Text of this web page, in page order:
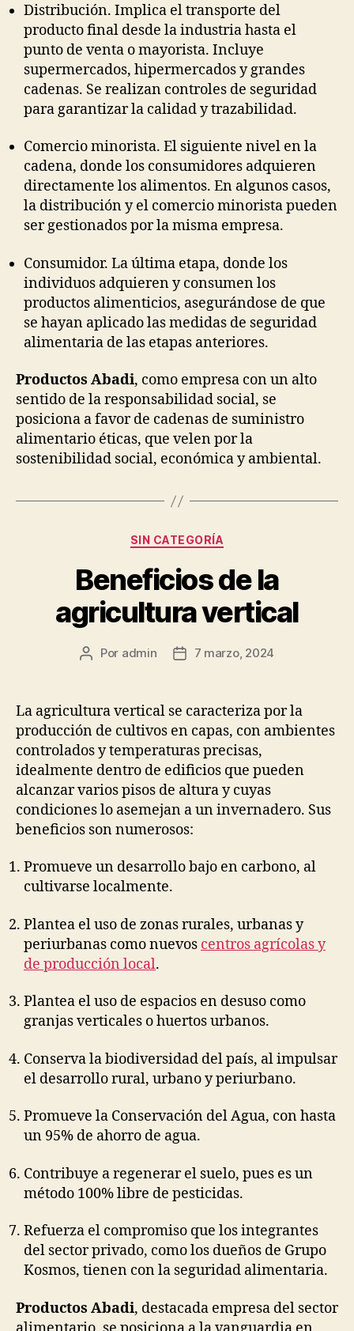
Distribución. Implica el transporte del
producto final desde la industria hasta el
punto de venta o mayorista. Incluye
supermercados, hipermercados y grandes
cadenas. Se realizan controles de seguridad
para garantizar la calidad y trazabilidad.
Comercio minorista. El siguiente nivel en la
cadena, donde los consumidores adquieren
directamente los alimentos. En algunos casos,
la distribución y el comercio minorista pueden
ser gestionados por la misma empresa.
Consumidor. La última etapa, donde los
individuos adquieren y consumen los
productos alimenticios, asegurándose de que
se hayan aplicado las medidas de seguridad
alimentaria de las etapas anteriores.
Productos Abadi, como empresa con un alto
sentido de la responsabilidad social, se
posiciona a favor de cadenas de suministro
alimentario éticas, que velen por la
sostenibilidad social, económica y ambiental.
Categorías
SIN CATEGORÍA
Beneficios de la
agricultura vertical
Autor
publicación
Por admin
Fecha
publicación
7 marzo, 2024
La agricultura vertical se caracteriza por la
producción de cultivos en capas, con ambientes
controlados y temperaturas precisas,
idealmente dentro de edificios que pueden
alcanzar varios pisos de altura y cuyas
condiciones lo asemejan a un invernadero. Sus
beneficios son numerosos:
Promueve un desarrollo bajo en carbono, al
cultivarse localmente.
Plantea el uso de zonas rurales, urbanas y
periurbanas como nuevos centros agrícolas y
de producción local.
Plantea el uso de espacios en desuso como
granjas verticales o huertos urbanos.
Conserva la biodiversidad del país, al impulsar
el desarrollo rural, urbano y periurbano.
Promueve la Conservación del Agua, con hasta
un 95% de ahorro de agua.
Contribuye a regenerar el suelo, pues es un
método 100% libre de pesticidas.
Refuerza el compromiso que los integrantes
del sector privado, como los dueños de Grupo
Kosmos, tienen con la seguridad alimentaria.
Productos Abadi, destacada empresa del sector